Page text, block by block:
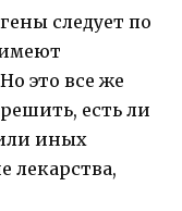
следует по
это все же
есть ли
иных
лекарства,